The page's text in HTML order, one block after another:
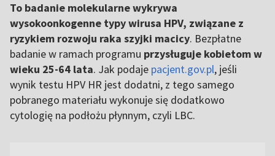
To badanie molekularne wykrywa
wysokoonkogenne typy wirusa HPV, związane z
ryzykiem rozwoju raka szyjki macicy. Bezpłatne
badanie w ramach programu przysługuje kobietom w
wieku 25-64 lata. Jak podaje pacjent.gov.pl, jeśli
wynik testu HPV HR jest dodatni, z tego samego
pobranego materiału wykonuje się dodatkowo
cytologię na podłożu płynnym, czyli LBC.